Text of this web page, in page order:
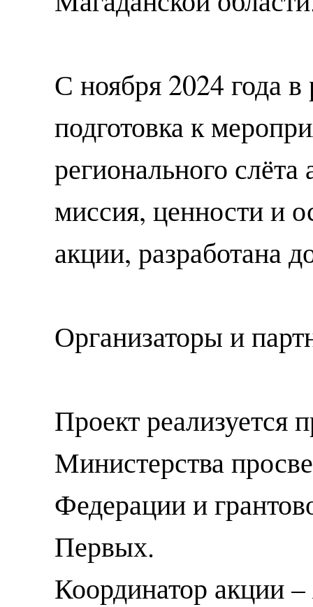
С ноября 2024 года в
подготовка к
регионального
миссия, ценности и
акции, разработана
Организаторы и
Проект реализуется
Министерства
Федерации и
Первых.
Координатор акции